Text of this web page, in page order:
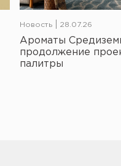
Новость 28.07.26
Ароматы
продолжение
палитры